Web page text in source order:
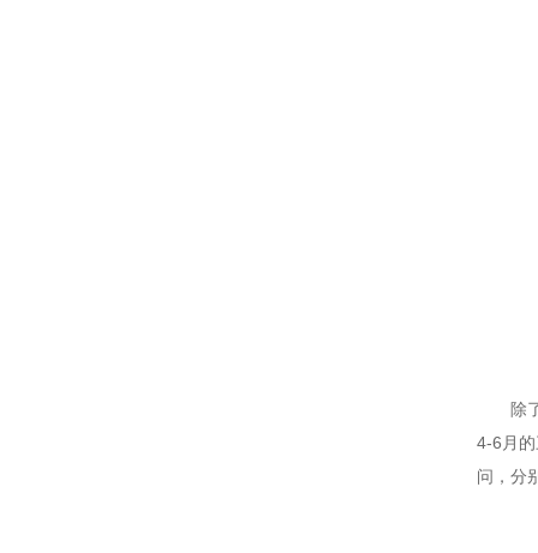
除
4-6月
问，分